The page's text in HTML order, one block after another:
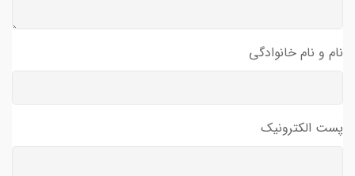
نام و نام خانوادگی
پست الکترونیک